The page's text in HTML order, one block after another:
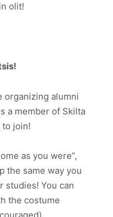
olit!
organizing alumni
a member of Skilta
to join!
as you were”,
the same way you
studies! You can
the costume